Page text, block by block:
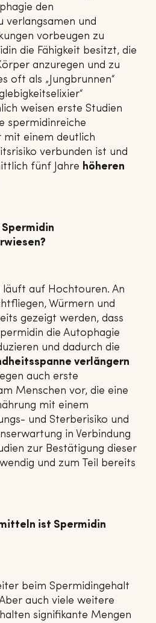
den
verlangsamen und
vorbeugen zu
die Fähigkeit besitzt, die
anzuregen und zu
oft als „Jungbrunnen“
weisen erste Studien
spermidinreiche
mit einem deutlich
verbunden ist und
fünf Jahre höheren
Spermidin
läuft auf Hochtouren. An
Würmern und
gezeigt werden, dass
die Autophagie
und dadurch die
verlängern
auch erste
Menschen vor, die eine
mit einem
und Sterberisiko und
in Verbindung
zur Bestätigung dieser
und zum Teil bereits
ist Spermidin
beim Spermidingehalt
auch viele weitere
signifikante Mengen